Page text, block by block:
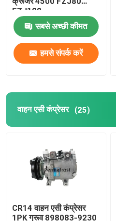
FZJ100
सबसे अच्छी कीमत
हमसे संपर्क करें
वाहन एसी कंप्रेसर (25)
CR14 वाहन एसी कंप्रेसर
1PK ग्रूव 898083-9230